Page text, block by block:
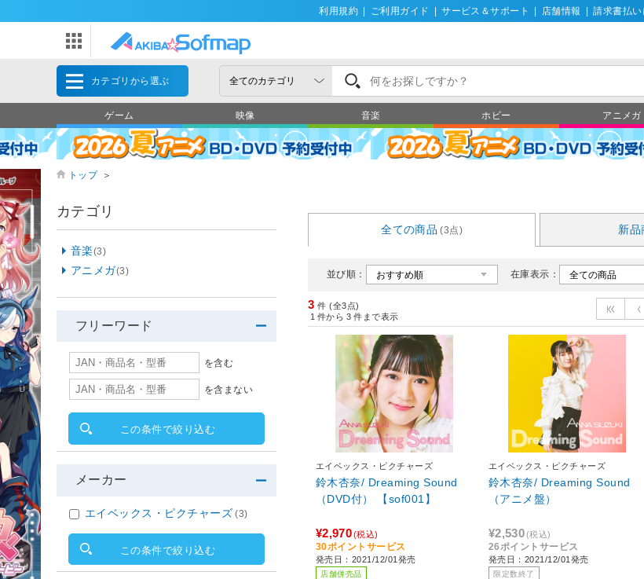
利用規約 ご利用ガイド サービス＆サポート 店舗情報 請求書払い
カテゴリから選ぶ
ゲーム 映像 音楽 ホビー アニメガ
トップ ＞
全ての商品 (3点) 新品
並び順： 在庫表示：
3 件 (全3点)
1 件から 3 件まで表示
エイベックス・ピクチャーズ
鈴木杏奈/ Dreaming Sound
（DVD付） 【sof001】
¥2,970(税込)
30ポイントサービス
発売日：2021/12/01発売
店舗併売品
エイベックス・ピクチャーズ
鈴木杏奈/ Dreaming Sound
（アニメ盤）
¥2,530(税込)
26ポイントサービス
発売日：2021/12/01発売
限定数終了
カテゴリ
音楽(3)
アニメガ(3)
フリーワード
を含む
を含まない
この条件で絞り込む
メーカー
エイベックス・ピクチャーズ (3)
この条件で絞り込む